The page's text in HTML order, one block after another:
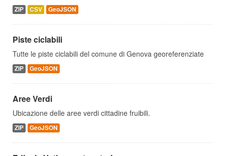
ZIP CSV GeoJSON
Piste ciclabili
Tutte le piste ciclabili del comune di Genova georeferenziate
ZIP GeoJSON
Aree Verdi
Ubicazione delle aree verdi cittadine fruibili.
ZIP GeoJSON